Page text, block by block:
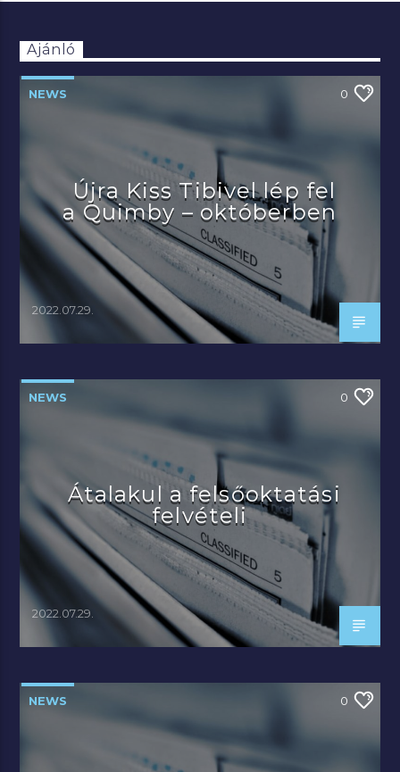
Ajánló
NEWS 0
Újra Kiss Tibivel lép fel
a Quimby – októberben
2022.07.29.
NEWS 0
Átalakul a felsőoktatási
felvételi
2022.07.29.
NEWS 0